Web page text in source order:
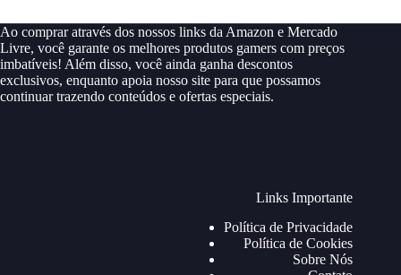
Ao comprar através dos nossos links da Amazon e Mercado
Livre, você garante os melhores produtos gamers com preços
imbatíveis! Além disso, você ainda ganha descontos
exclusivos, enquanto apoia nosso site para que possamos
continuar trazendo conteúdos e ofertas especiais.
Links Importante
Política de Privacidade
Política de Cookies
Sobre Nós